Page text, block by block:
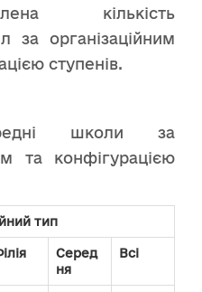
​​кількість
за організаційним
ступенів.
школи за
та конфігурацією
тип
Серед
ня
Всі